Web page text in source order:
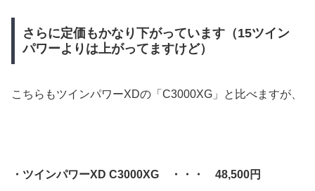
さらに定価もかなり下がっています（15ツイン
パワーよりは上がってますけど）
こちらもツインパワーXDの「C3000XG」と比べますが、
・ツインパワーXD C3000XG ・・・ 48,500円